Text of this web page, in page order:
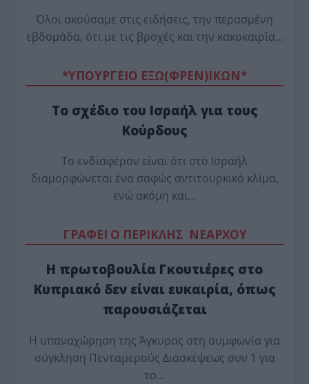
Όλοι ακούσαμε στις ειδήσεις, την περασμένη
εβδομάδα, ότι με τις βροχές και την κακοκαιρία…
*ΥΠΟΥΡΓΕΙΟ ΕΞΩ(ΦΡΕΝ)ΙΚΩΝ*
Το σχέδιο του Ισραήλ για τους
Κούρδους
Το ενδιαφέρον είναι ότι στο Ισραήλ
διαμορφώνεται ένα σαφώς αντιτουρκικό κλίμα,
ενώ ακόμη και…
ΓΡΑΦΕΙ Ο ΠΕΡΙΚΛΗΣ ΝΕΑΡΧΟΥ
Η πρωτοβουλία Γκουτιέρες στο
Κυπριακό δεν είναι ευκαιρία, όπως
παρουσιάζεται
Η υπαναχώρηση της Άγκυρας στη συμφωνία για
σύγκληση Πενταμερούς Διασκέψεως συν 1 για
το…